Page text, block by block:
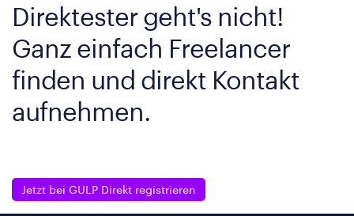
Direktester geht's nicht!
Ganz einfach Freelancer
finden und direkt Kontakt
aufnehmen.
Jetzt bei GULP Direkt registrieren